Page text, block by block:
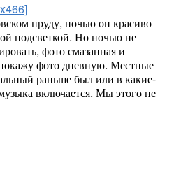
пруду, ночью он красиво
подсветкой. Но ночью не
фото смазанная и
фото дневную. Местные
раньше был или в какие-
включается. Мы этого не